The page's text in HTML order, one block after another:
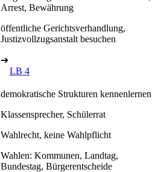
Arrest, Bewährung
öffentliche Gerichtsverhandlung,
Justizvollzugsanstalt besuchen
➔
LB 4
demokratische Strukturen kennenlernen
Klassensprecher, Schülerrat
Wahlrecht, keine Wahlpflicht
Wahlen: Kommunen, Landtag,
Bundestag, Bürgerentscheide